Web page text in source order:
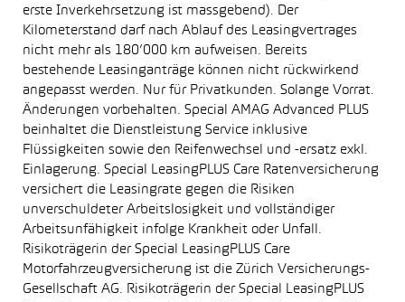
erste Inverkehrsetzung ist massgebend). Der
Kilometerstand darf nach Ablauf des Leasingvertrages
nicht mehr als 180’000 km aufweisen. Bereits
bestehende Leasinganträge können nicht rückwirkend
angepasst werden. Nur für Privatkunden. Solange Vorrat.
Änderungen vorbehalten. Special AMAG Advanced PLUS
beinhaltet die Dienstleistung Service inklusive
Flüssigkeiten sowie den Reifenwechsel und -ersatz exkl.
Einlagerung. Special LeasingPLUS Care Ratenversicherung
versichert die Leasingrate gegen die Risiken
unverschuldeter Arbeitslosigkeit und vollständiger
Arbeitsunfähigkeit infolge Krankheit oder Unfall.
Risikoträgerin der Special LeasingPLUS Care
Motorfahrzeugversicherung ist die Zürich Versicherungs-
Gesellschaft AG. Risikoträgerin der Special LeasingPLUS